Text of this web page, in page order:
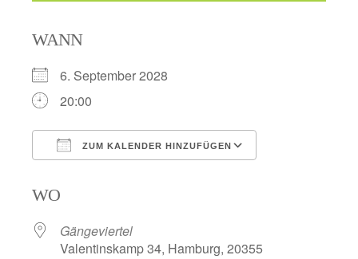
WANN
6. September 2028
20:00
ZUM KALENDER HINZUFÜGEN
WO
Gängeviertel
Valentinskamp 34, Hamburg, 20355